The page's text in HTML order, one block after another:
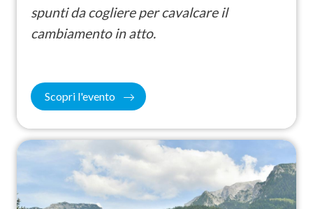
spunti da cogliere per cavalcare il
cambiamento in atto.
Scopri l'evento